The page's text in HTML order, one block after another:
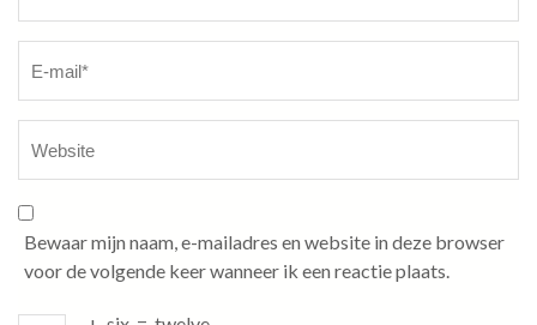
Bewaar mijn naam, e-mailadres en website in deze browser
voor de volgende keer wanneer ik een reactie plaats.